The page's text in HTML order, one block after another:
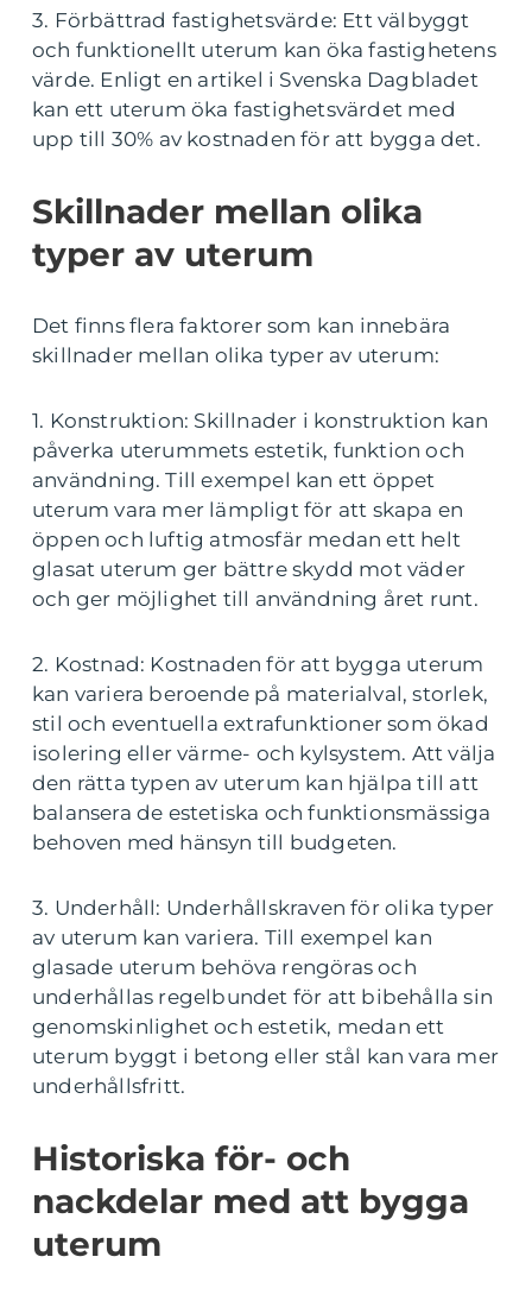
3. Förbättrad fastighetsvärde: Ett välbyggt
och funktionellt uterum kan öka fastighetens
värde. Enligt en artikel i Svenska Dagbladet
kan ett uterum öka fastighetsvärdet med
upp till 30% av kostnaden för att bygga det.
Skillnader mellan olika
typer av uterum
Det finns flera faktorer som kan innebära
skillnader mellan olika typer av uterum:
1. Konstruktion: Skillnader i konstruktion kan
påverka uterummets estetik, funktion och
användning. Till exempel kan ett öppet
uterum vara mer lämpligt för att skapa en
öppen och luftig atmosfär medan ett helt
glasat uterum ger bättre skydd mot väder
och ger möjlighet till användning året runt.
2. Kostnad: Kostnaden för att bygga uterum
kan variera beroende på materialval, storlek,
stil och eventuella extrafunktioner som ökad
isolering eller värme- och kylsystem. Att välja
den rätta typen av uterum kan hjälpa till att
balansera de estetiska och funktionsmässiga
behoven med hänsyn till budgeten.
3. Underhåll: Underhållskraven för olika typer
av uterum kan variera. Till exempel kan
glasade uterum behöva rengöras och
underhållas regelbundet för att bibehålla sin
genomskinlighet och estetik, medan ett
uterum byggt i betong eller stål kan vara mer
underhållsfritt.
Historiska för- och
nackdelar med att bygga
uterum